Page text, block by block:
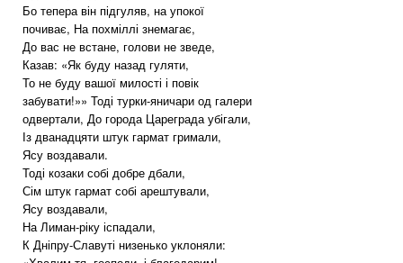
Бо тепера він підгуляв, на упокої
почиває, На похміллі знемагає,
До вас не встане, голови не зведе,
Казав: «Як буду назад гуляти,
То не буду вашої милості і повік
забувати!»» Тоді турки-яничари од галери
одвертали, До города Цареграда убігали,
Із дванадцяти штук гармат гримали,
Ясу воздавали.
Тоді козаки собі добре дбали,
Сім штук гармат собі арештували,
Ясу воздавали,
На Лиман-ріку іспадали,
К Дніпру-Славуті низенько уклоняли: